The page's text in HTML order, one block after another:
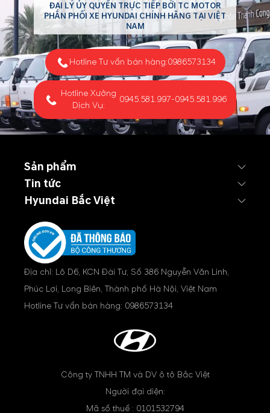
ĐẠI LÝ ỦY QUYỀN TRỰC TIẾP BỞI TC MOTOR
PHÂN PHỐI XE HYUNDAI CHÍNH HÃNG TẠI VIỆT
NAM
Hotline Tư vấn bán hàng:0986573134
Hotline Xưởng
Dịch Vụ:
0945.581.997-0945.581.996
Sản phẩm
Tin tức
Hyundai Bắc Việt
Địa chỉ: Lô D6, KCN Đài Tư, Số 386 Nguyễn Văn Linh,
Phúc Lợi, Long Biên, Thành phố Hà Nội, Việt Nam
Hotline Tư vấn bán hàng: 0986573134
Công ty TNHH TM và DV ô tô Bắc Việt
Người đại diện:
Mã số thuế : 0101532794